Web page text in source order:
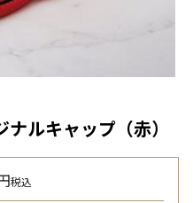
ルキャップ（赤）
税込